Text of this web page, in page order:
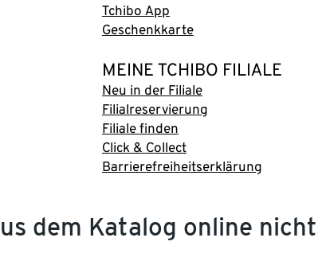
Tchibo App
Geschenkkarte
MEINE TCHIBO FILIALE
Neu in der Filiale
Filialreservierung
Filiale finden
Click & Collect
Barrierefreiheitserklärung
dem Katalog online